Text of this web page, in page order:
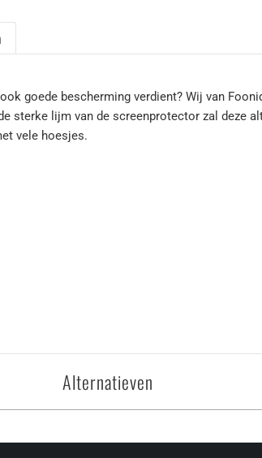
goede bescherming verdient? Wij van
sterke lijm van de screenprotector zal deze
vele hoesjes.
Alternatieven